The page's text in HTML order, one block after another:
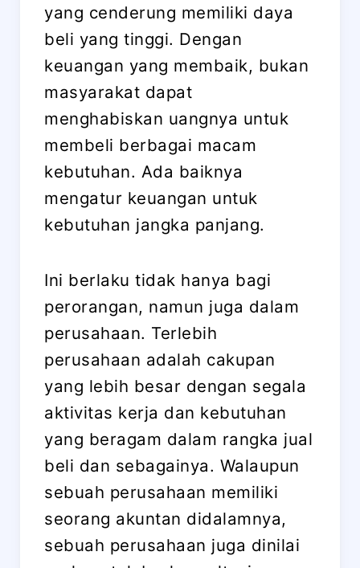
yang cenderung memiliki daya
beli yang tinggi. Dengan
keuangan yang membaik, bukan
masyarakat dapat
menghabiskan uangnya untuk
membeli berbagai macam
kebutuhan. Ada baiknya
mengatur keuangan untuk
kebutuhan jangka panjang.
Ini berlaku tidak hanya bagi
perorangan, namun juga dalam
perusahaan. Terlebih
perusahaan adalah cakupan
yang lebih besar dengan segala
aktivitas kerja dan kebutuhan
yang beragam dalam rangka jual
beli dan sebagainya. Walaupun
sebuah perusahaan memiliki
seorang akuntan didalamnya,
sebuah perusahaan juga dinilai